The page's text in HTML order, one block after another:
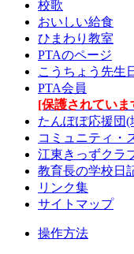
校歌
おいしい給食
ひまわり教室
PTAのページ
こうちょう先生
PTA会員
[保護されていま
たんぽぽ応援団
コミュニティ・
江東きっずクラ
教育長の学校日
リンク集
サイトマップ
操作方法